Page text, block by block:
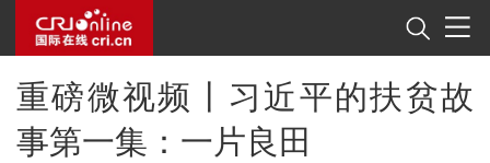
重磅微视频丨习近平的扶贫故
事第一集：一片良田